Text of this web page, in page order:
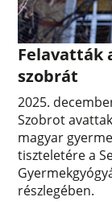
Felavatták
szobrát
2025.
Szobrot
magyar
tiszteletére a
részlegében.